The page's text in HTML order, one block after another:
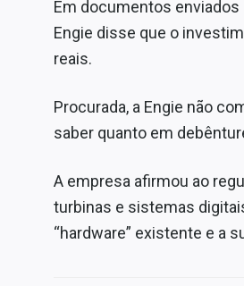
Em documentos
Engie disse que o
reais.
Procurada, a Engie não
saber quanto em
A empresa afirmou ao
turbinas e sistemas
“hardware” existente e a